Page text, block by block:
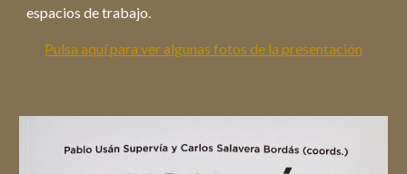
espacios de trabajo.
Pulsa aquí para ver algunas fotos de la presentación